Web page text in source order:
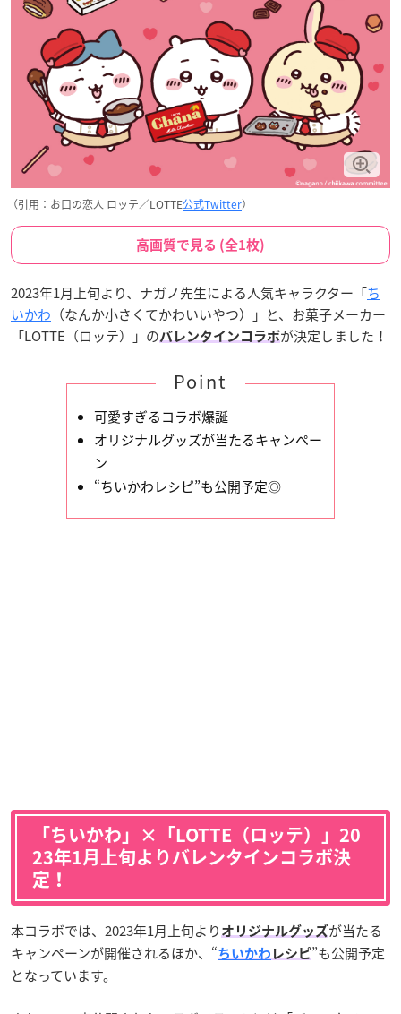
（引用：お口の恋人 ロッテ／LOTTE公式Twitter）
高画質で見る (全1枚)
2023年1月上旬より、ナガノ先生による人気キャラクター「ち
いかわ （なんか小さくてかわいいやつ）」と、お菓子メーカー
「LOTTE（ロッテ）」のバレンタインコラボが決定しました！
Point
可愛すぎるコラボ爆誕
オリジナルグッズが当たるキャンペー
ン
“ちいかわレシピ”も公開予定◎
「ちいかわ」×「LOTTE（ロッテ）」20
23年1月上旬よりバレンタインコラボ決
定！
本コラボでは、2023年1月上旬より オリジナルグッズ が当たる
キャンペーンが開催されるほか、“ちいかわ レシピ”も公開予定
となっています。